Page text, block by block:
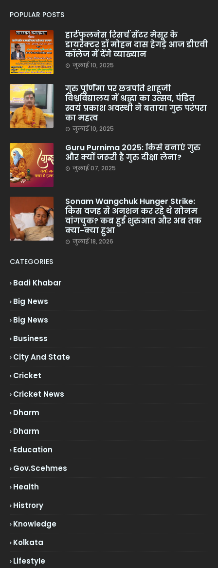
POPULAR POSTS
हार्टफुलनेस रिसर्च सेंटर मैसूर के
डायरेक्टर डॉ मोहन दास हेगड़े आज डीएवी
कॉलेज में देंगे व्याख्यान
जुलाई 10, 2025
गुरु पूर्णिमा पर छत्रपति शाहूजी
विश्वविद्यालय में श्रद्धा का उत्सव, पंडित
स्वयं प्रकाश अवस्थी ने बताया गुरु परंपरा
का महत्व
जुलाई 10, 2025
Guru Purnima 2025: किसे बनाएं गुरु
और क्यों जरूरी है गुरु दीक्षा लेना?
जुलाई 07, 2025
Sonam Wangchuk Hunger Strike:
किस वजह से अनशन कर रहे थे सोनम
वांगचुक? कब हुई शुरुआत और अब तक
क्या-क्या हुआ
जुलाई 18, 2026
CATEGORIES
Badi Khabar
Big News
Big News
Business
City And State
Cricket
Cricket News
Dharm
Dharm
Education
Gov.scehmes
Health
Histrory
Knowledge
Kolkata
Lifestyle